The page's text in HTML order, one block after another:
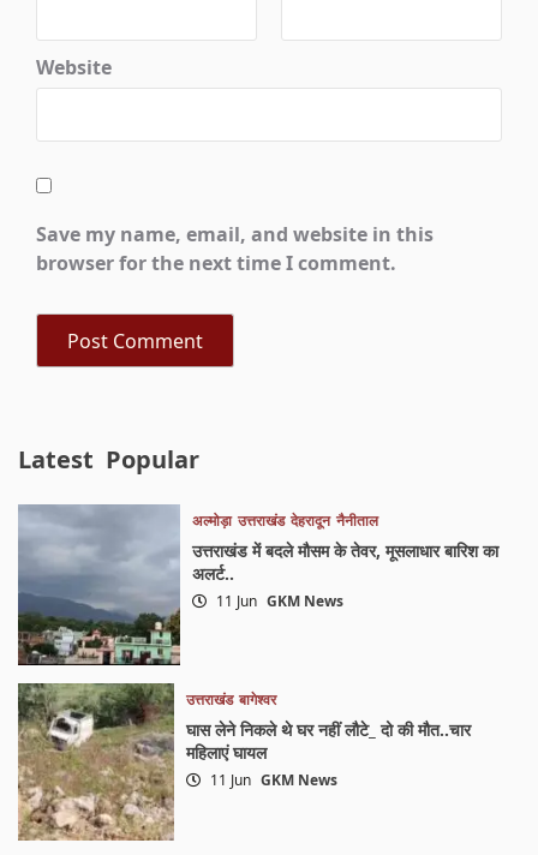
Website
Save my name, email, and website in this
browser for the next time I comment.
Latest Popular
अल्मोड़ा उत्तराखंड देहरादून नैनीताल
उत्तराखंड में बदले मौसम के तेवर, मूसलाधार बारिश का
अलर्ट..
11 Jun GKM News
उत्तराखंड बागेश्वर
घास लेने निकले थे घर नहीं लौटे_ दो की मौत..चार
महिलाएं घायल
11 Jun GKM News